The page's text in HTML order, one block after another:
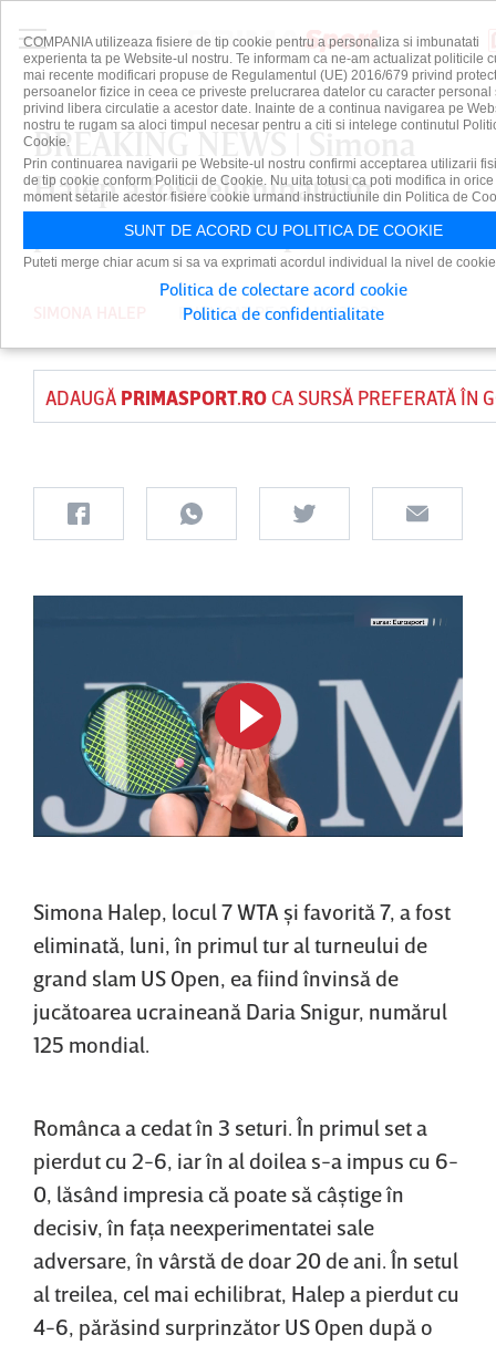
BREAKING NEWS ǀ Simona
Halep a fost eliminată în
primul tur la US Open
PUBLICAT PE 29 AUG 2022
ADAUGĂ PRIMASPORT.ROCA SURSĂ PREFERATĂ ÎN
Simona Halep, locul 7 WTA şi favorită 7, a fost
eliminată, luni, în primul tur al turneului de
grand slam US Open, ea fiind învinsă de
jucătoarea ucraineană Daria Snigur, numărul
125 mondial.
Românca a cedat în 3 seturi. În primul set a
pierdut cu 2-6, iar în al doilea s-a impus cu 6-
0, lăsând impresia că poate să câştige în
decisiv, în faţa neexperimentatei sale
adversare, în vârstă de doar 20 de ani. În setul
al treilea, cel mai echilibrat, Halep a pierdut cu
4-6, părăsind surprinzător US Open după o
COMPANIA utilizeaza fisiere de tip cookie pentru a personaliza si imbunatati
experienta ta pe Website-ul nostru. Te informam ca ne-am actualizat politicile
mai recente modificari propuse de Regulamentul (UE) 2016/679 privind
persoanelor fizice in ceea ce priveste prelucrarea datelor cu caracter personal
privind libera circulatie a acestor date. Inainte de a continua navigarea pe
nostru te rugam sa aloci timpul necesar pentru a citi si intelege continutul
Cookie.
Prin continuarea navigarii pe Website-ul nostru confirmi acceptarea utilizarii
de tip cookie conform Politicii de Cookie. Nu uita totusi ca poti modifica in orice
moment setarile acestor fisiere cookie urmand instructiunile din Politica de
SUNT DE ACORD CU POLITICA DE COOKIE
Puteti merge chiar acum si sa va exprimati acordul individual la nivel de
Politica de colectare acord cookie
Politica de confidentialitate